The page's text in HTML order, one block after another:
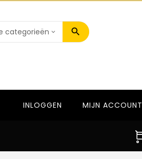
MIJN ACCOUNT
INLOGGEN